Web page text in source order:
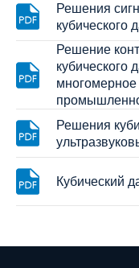
Решения
кубического
Решение
кубического
Решения
Кубический